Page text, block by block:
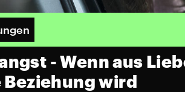
- Wenn aus
wird